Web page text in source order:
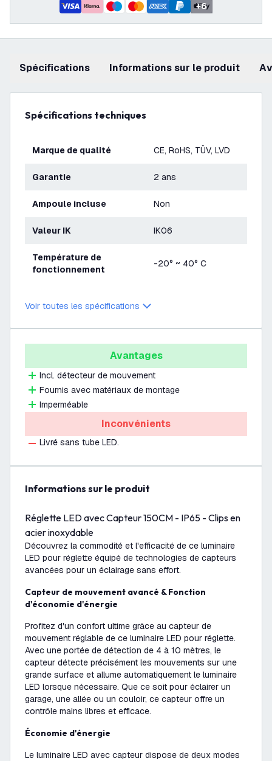
+6
Spécifications Informations sur le produit
Spécifications techniques
Marque de qualité CE, RoHS, TÜV, LVD
Garantie 2 ans
Ampoule incluse Non
Valeur IK IK06
Température de
fonctionnement
-20° ~ 40° C
Voir toutes les spécifications
Avantages
Incl. détecteur de mouvement
Fournis avec matériaux de montage
Imperméable
Inconvénients
Livré sans tube LED.
Informations sur le produit
Réglette LED avec Capteur 150CM - IP65 - Clips en
acier inoxydable
Découvrez la commodité et l'efficacité de ce luminaire
LED pour réglette équipé de technologies de capteurs
avancées pour un éclairage sans effort.
Capteur de mouvement avancé & Fonction
d'économie d'énergie
Profitez d'un confort ultime grâce au capteur de
mouvement réglable de ce luminaire LED pour réglette.
Avec une portée de détection de 4 à 10 mètres, le
capteur détecte précisément les mouvements sur une
grande surface et allume automatiquement le luminaire
LED lorsque nécessaire. Que ce soit pour éclairer un
garage, une allée ou un couloir, ce capteur offre un
contrôle mains libres et efficace.
Économie d'énergie
Le luminaire LED avec capteur dispose de deux modes